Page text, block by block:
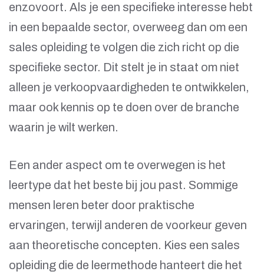
enzovoort. Als je een specifieke interesse hebt
in een bepaalde sector, overweeg dan om een
sales opleiding te volgen die zich richt op die
specifieke sector. Dit stelt je in staat om niet
alleen je verkoopvaardigheden te ontwikkelen,
maar ook kennis op te doen over de branche
waarin je wilt werken.
Een ander aspect om te overwegen is het
leertype dat het beste bij jou past. Sommige
mensen leren beter door praktische
ervaringen, terwijl anderen de voorkeur geven
aan theoretische concepten. Kies een sales
opleiding die de leermethode hanteert die het